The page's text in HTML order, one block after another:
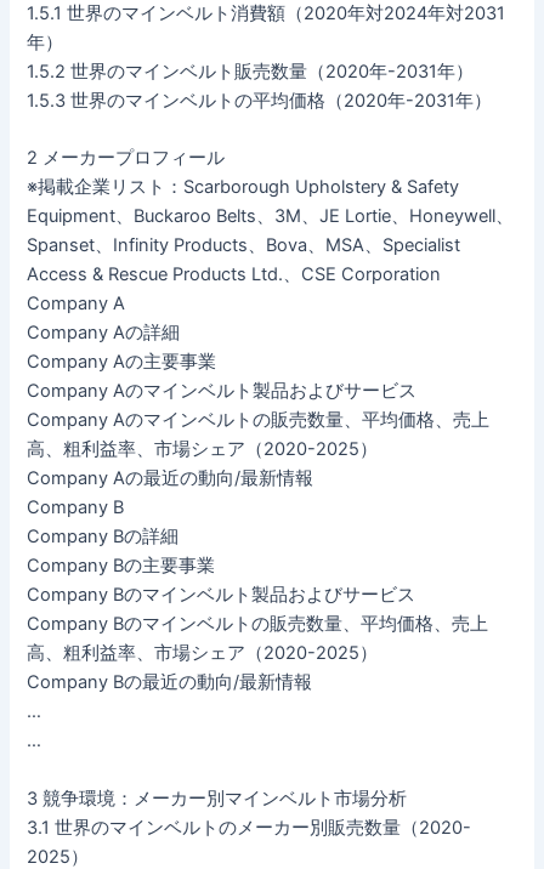
1.5.1 世界のマインベルト消費額（2020年対2024年対2031
年）
1.5.2 世界のマインベルト販売数量（2020年-2031年）
1.5.3 世界のマインベルトの平均価格（2020年-2031年）
2 メーカープロフィール
※掲載企業リスト：Scarborough Upholstery & Safety
Equipment、Buckaroo Belts、3M、JE Lortie、Honeywell、
Spanset、Infinity Products、Bova、MSA、Specialist
Access & Rescue Products Ltd.、CSE Corporation
Company A
Company Aの詳細
Company Aの主要事業
Company Aのマインベルト製品およびサービス
Company Aのマインベルトの販売数量、平均価格、売上
高、粗利益率、市場シェア（2020-2025）
Company Aの最近の動向/最新情報
Company B
Company Bの詳細
Company Bの主要事業
Company Bのマインベルト製品およびサービス
Company Bのマインベルトの販売数量、平均価格、売上
高、粗利益率、市場シェア（2020-2025）
Company Bの最近の動向/最新情報
…
…
3 競争環境：メーカー別マインベルト市場分析
3.1 世界のマインベルトのメーカー別販売数量（2020-
2025）